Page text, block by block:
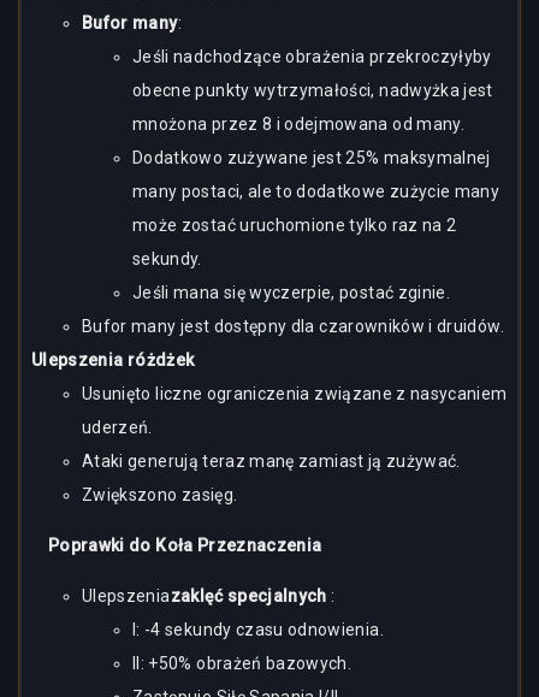
Bufor many:
Jeśli nadchodzące obrażenia przekroczyłyby
obecne punkty wytrzymałości, nadwyżka jest
mnożona przez 8 i odejmowana od many.
Dodatkowo zużywane jest 25% maksymalnej
many postaci, ale to dodatkowe zużycie many
może zostać uruchomione tylko raz na 2
sekundy.
Jeśli mana się wyczerpie, postać zginie.
Bufor many jest dostępny dla czarowników i druidów.
Ulepszenia różdżek
Usunięto liczne ograniczenia związane z nasycaniem
uderzeń.
Ataki generują teraz manę zamiast ją zużywać.
Zwiększono zasięg.
Poprawki do Koła Przeznaczenia
Ulepszeniazaklęć specjalnych :
I: -4 sekundy czasu odnowienia.
II: +50% obrażeń bazowych.